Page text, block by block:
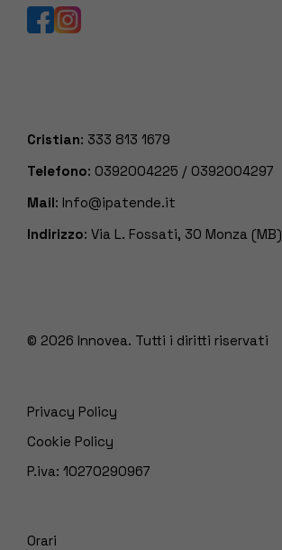
Cristian: 333 813 1679
Telefono: 0392004225 / 0392004297
Mail: Info@ipatende.it
Indirizzo: Via L. Fossati, 30 Monza (MB)
© 2026 Innovea. Tutti i diritti riservati
Privacy Policy
Cookie Policy
P.iva: 10270290967
Orari